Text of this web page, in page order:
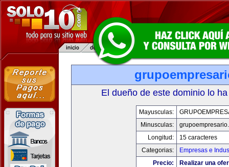
El dueño de este dominio lo
Mayusculas:
Minusculas:
Longitud:
15 caracteres
Categorias:
Empresas e
Precio:
Realizar una